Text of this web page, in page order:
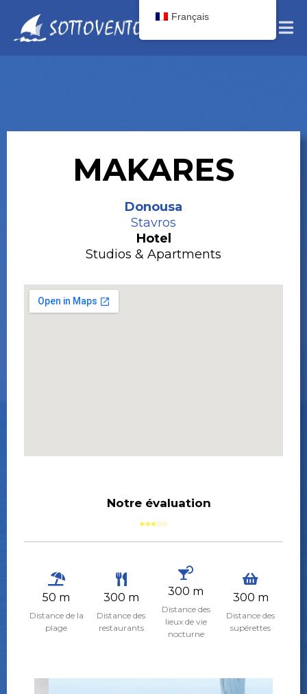
MAKARES
Donousa
Stavros
Hotel
Studios & Apartments
Notre évaluation
50 m
Distance de la
plage
300 m
Distance des
restaurants
300 m
Distance des
lieux de vie
nocturne
300 m
Distance des
supérettes
Français